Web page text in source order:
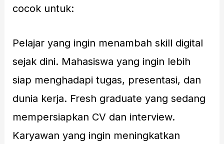
cocok untuk:
Pelajar yang ingin menambah skill digital
sejak dini. Mahasiswa yang ingin lebih
siap menghadapi tugas, presentasi, dan
dunia kerja. Fresh graduate yang sedang
mempersiapkan CV dan interview.
Karyawan yang ingin meningkatkan